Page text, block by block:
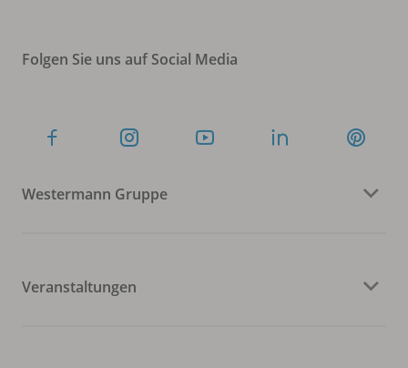
Folgen Sie uns auf Social Media
Westermann Gruppe
Veranstaltungen